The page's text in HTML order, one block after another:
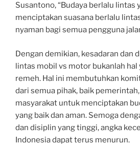
Susantono, “Budaya berlalu lintas
menciptakan suasana berlalu
nyaman bagi semua pengguna
Dengan demikian, kesadaran dan
lintas mobil vs motor bukanlah hal
remeh. Hal ini membutuhkan
dari semua pihak, baik
masyarakat untuk menciptakan
yang baik dan aman. Semoga
dan disiplin yang tinggi, angka
Indonesia dapat terus menurun.